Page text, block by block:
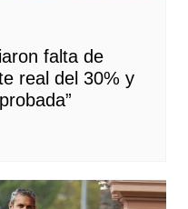
falta de
real del 30% y